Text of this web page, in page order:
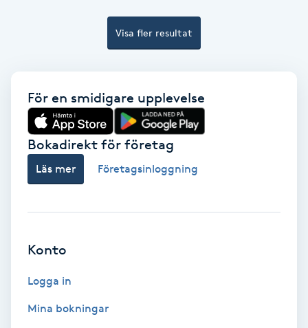
Nagelsvamp
Nageltrång
Naprapati
Visa fler resultat
För en smidigare upplevelse
Bokadirekt för företag
Läs mer Företagsinloggning
Konto
Logga in
Mina bokningar